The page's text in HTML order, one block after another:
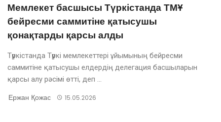
Мемлекет басшысы Түркістанда ТМҰ
бейресми саммитіне қатысушы
қонақтарды қарсы алды
Түркістанда Түркі мемлекеттері ұйымының бейресми
саммитіне қатысушы елдердің делегация басшыларын
қарсы алу рәсімі өтті, деп ...
Ержан Қожас 15.05.2026